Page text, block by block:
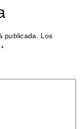
publicada. Los
*